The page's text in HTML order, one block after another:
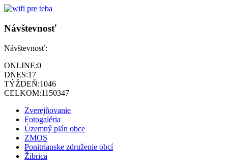
Návštevnosť
Návštevnosť:
ONLINE:0
DNES:17
TÝŽDEŇ:1046
CELKOM:1150347
Zverejňovanie
Fotogaléria
Územný plán obce
ZMOS
Ponitrianske združenie obcí
Žibrica